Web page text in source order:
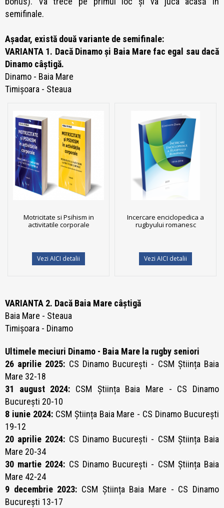
semifinale.
Așadar, există două variante de semifinale:
VARIANTA 1. Dacă Dinamo și Baia Mare fac egal sau dacă
Dinamo câștigă.
Dinamo - Baia Mare
Timișoara - Steaua
Motricitate si Psihism in
activitatile corporale
Vezi AICI detalii
Incercare enciclopedica a
rugbyului romanesc
Vezi AICI detalii
VARIANTA 2. Dacă Baia Mare câștigă
Baia Mare - Steaua
Timișoara - Dinamo
Ultimele meciuri Dinamo - Baia Mare la rugby seniori
26 aprilie 2025: CS Dinamo București - CSM Știința Baia
Mare 32-18
31 august 2024: CSM Știința Baia Mare - CS Dinamo
București 20-10
8 iunie 2024: CSM Știința Baia Mare - CS Dinamo București
19-12
20 aprilie 2024: CS Dinamo București - CSM Știința Baia
Mare 20-34
30 martie 2024: CS Dinamo București - CSM Știința Baia
Mare 42-24
9 decembrie 2023: CSM Știința Baia Mare - CS Dinamo
București 13-17